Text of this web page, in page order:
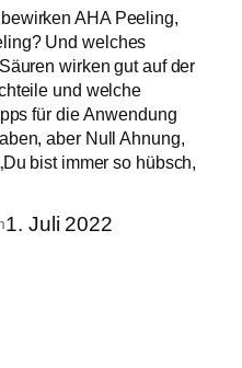
AHA Peeling,
Und welches
wirken gut auf der
und welche
für die Anwendung
aber Null Ahnung,
bist immer so hübsch,
1. Juli 2022